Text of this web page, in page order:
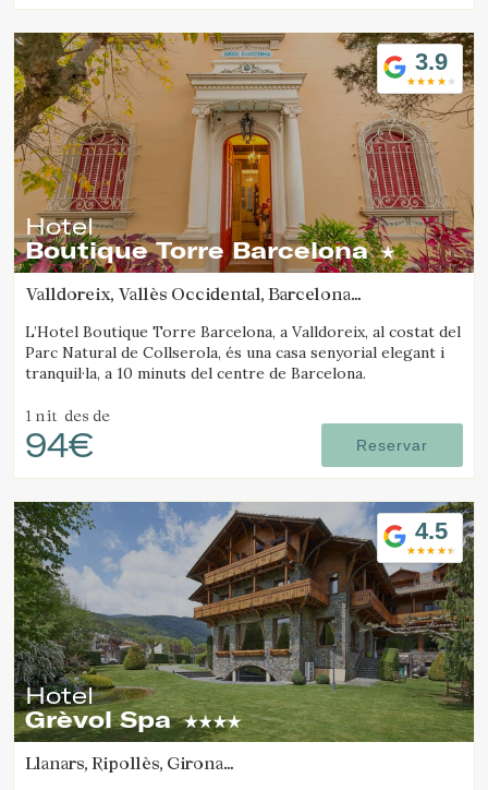
3.9
Hotel
Boutique Torre Barcelona
Valldoreix, Vallès Occidental, Barcelona
L’Hotel Boutique Torre Barcelona, a Valldoreix, al costat del
Parc Natural de Collserola, és una casa senyorial elegant i
tranquil·la, a 10 minuts del centre de Barcelona.
1 nit des de
94€ Reservar
4.5
Hotel
Grèvol Spa
Llanars, Ripollès, Girona